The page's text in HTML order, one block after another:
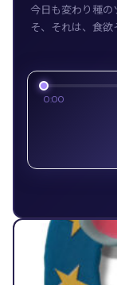
今日も変わり種の
そ、それは、食欲
0:00